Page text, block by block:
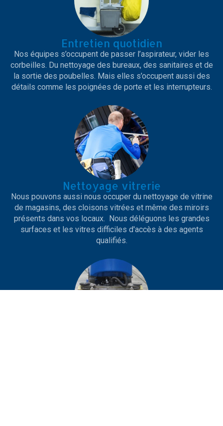
Entretien quotidien
Nos équipes s’occupent de passer l’aspirateur, vider les
corbeilles. Du nettoyage des bureaux, des sanitaires et de
la sortie des poubelles. Mais elles s’occupent aussi des
détails comme les poignées de porte et les interrupteurs.
Nettoyage vitrerie
Nous pouvons aussi nous occuper du nettoyage de vitrine
de magasins, des cloisons vitrées et même des miroirs
présents dans vos locaux. Nous déléguons les grandes
surfaces et les vitres difficiles d'accès à des agents
qualifiés.